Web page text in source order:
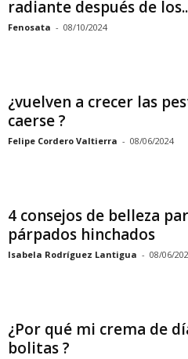
radiante después de
Fenosata - 08/10/2024
¿vuelven a crecer las
caerse ?
Felipe Cordero Valtierra - 08/06/2024
4 consejos de belleza
párpados hinchados
Isabela Rodríguez Lantigua - 08/06/
¿Por qué mi crema de
bolitas ?